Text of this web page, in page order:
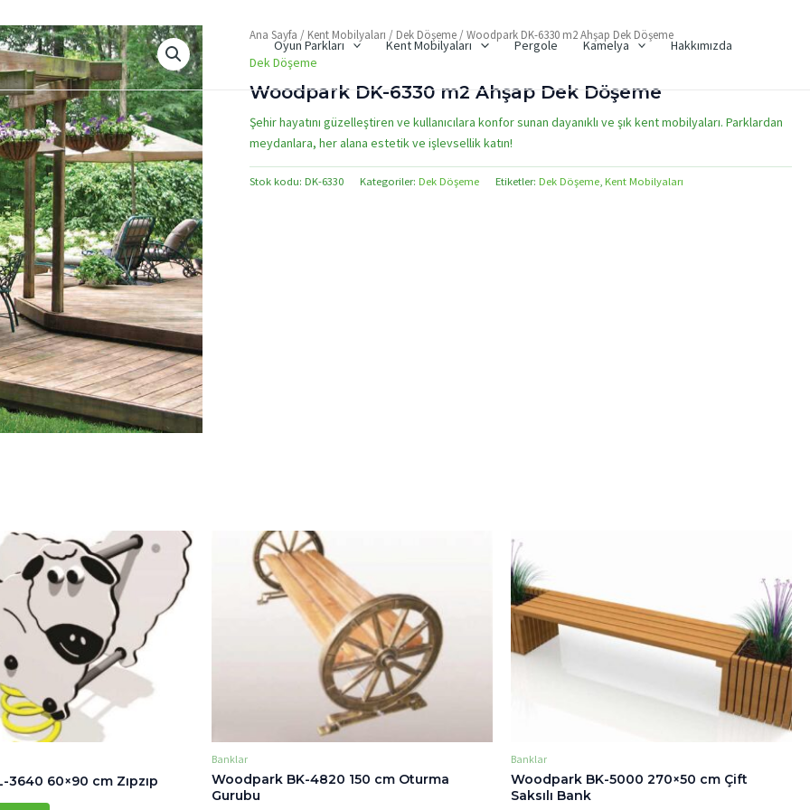
Oyun Parkları
Kent Mobilyaları Pergole Kamelya Hakkımızda
Ana Sayfa / Kent Mobilyaları / Dek Döşeme / Woodpark DK-6330 m2 Ahşap Dek Döşeme
Dek Döşeme
Woodpark DK-6330 m2 Ahşap Dek Döşeme
Şehir hayatını güzelleştiren ve kullanıcılara konfor sunan dayanıklı ve şık kent mobilyaları. Parklardan
meydanlara, her alana estetik ve işlevsellik katın!
Stok kodu:DK-6330 Kategoriler:Dek Döşeme Etiketler:Dek Döşeme,Kent Mobilyaları
3640 60×90 cm Zıpzıp
Banklar
Woodpark BK-4820 150 cm Oturma
Gurubu
Banklar
Woodpark BK-5000 270×50 cm Çift
Saksılı Bank